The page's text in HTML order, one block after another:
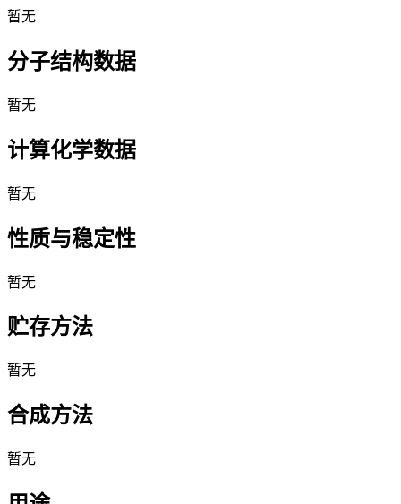
暂无
分子结构数据
暂无
计算化学数据
暂无
性质与稳定性
暂无
贮存方法
暂无
合成方法
暂无